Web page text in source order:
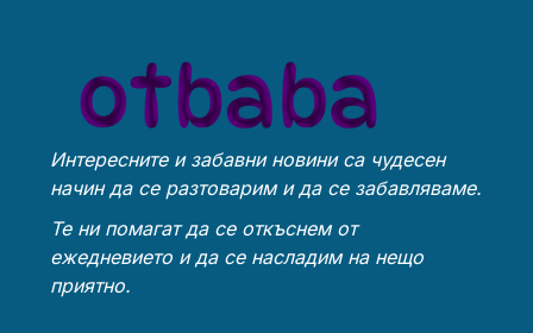
ИСТОРИЯ
Идеи за съвременен дизайн
на баня
ИСТОРИЯ
Интересните и забавни новини са чудесен
начин да се разтоварим и да се забавляваме.
Те ни помагат да се откъснем от
ежедневието и да се насладим на нещо
приятно.
борим с глобалното
затопляне
ТЕХНОЛОГИИ
Човешкият мозък –
невероятна сложност и
ИНТЕРЕСНО ИСТОРИЯ